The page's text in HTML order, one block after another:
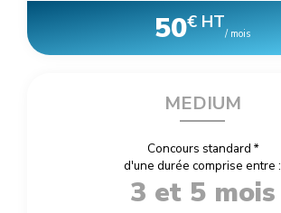
50€ HT
/ mois
MEDIUM
Concours standard *
d'une durée comprise entre :
3 et 5 mois